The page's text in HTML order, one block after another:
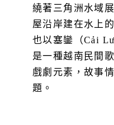
繞著三角洲水域
屋沿岸建在水上
也以塞鑾（Cải
是一種越南民間
戲劇元素，故事
題。